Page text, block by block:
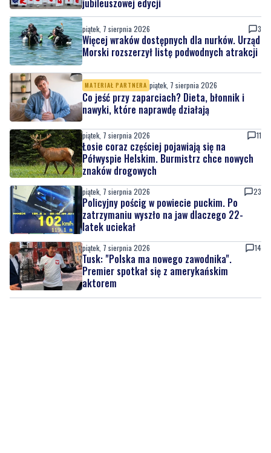
jubileuszowej edycji
piątek, 7 sierpnia 2026 3
Więcej wraków dostępnych dla nurków. Urząd
Morski rozszerzył listę podwodnych atrakcji
MATERIAŁ PARTNERA piątek, 7 sierpnia 2026
Co jeść przy zaparciach? Dieta, błonnik i
nawyki, które naprawdę działają
piątek, 7 sierpnia 2026 11
Łosie coraz częściej pojawiają się na
Półwyspie Helskim. Burmistrz chce nowych
znaków drogowych
piątek, 7 sierpnia 2026 23
Policyjny pościg w powiecie puckim. Po
zatrzymaniu wyszło na jaw dlaczego 22-
latek uciekał
piątek, 7 sierpnia 2026 14
Tusk: "Polska ma nowego zawodnika".
Premier spotkał się z amerykańskim
aktorem